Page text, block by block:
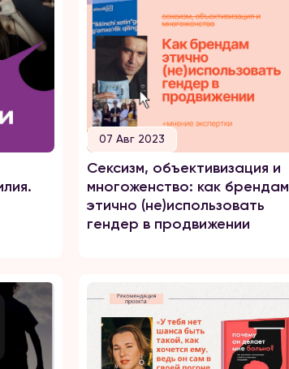
07 Авг 2023
Сексизм, объективизация и
многоженство: как брендам
этично (не)использовать
гендер в продвижении